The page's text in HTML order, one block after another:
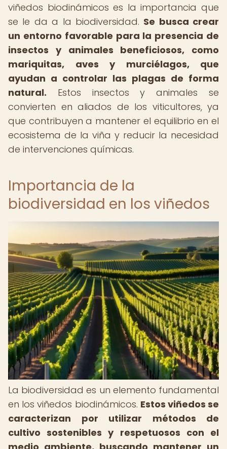
viñedos biodinámicos es la importancia que
se le da a la biodiversidad. Se busca crear
un entorno favorable para la presencia de
insectos y animales beneficiosos, como
mariquitas, aves y murciélagos, que
ayudan a controlar las plagas de forma
natural. Estos insectos y animales se
convierten en aliados de los viticultores, ya
que contribuyen a mantener el equilibrio en el
ecosistema de la viña y reducir la necesidad
de intervenciones químicas.
Importancia de la
biodiversidad en los viñedos
La biodiversidad es un elemento fundamental
en los viñedos biodinámicos. Estos viñedos se
caracterizan por utilizar métodos de
cultivo sostenibles y respetuosos con el